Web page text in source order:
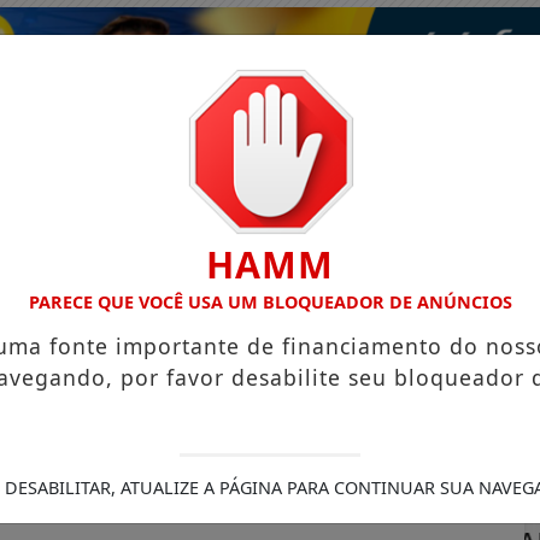
VÍDEOS EVENTOS GASTRONOMIA
HAMM
PARECE QUE VOCÊ USA UM BLOQUEADOR DE ANÚNCIOS
fonte importante de financiamento do
por favor desabilite seu bloqueador
DESABILITAR, ATUALIZE A PÁGINA PARA CONTINUAR SUA